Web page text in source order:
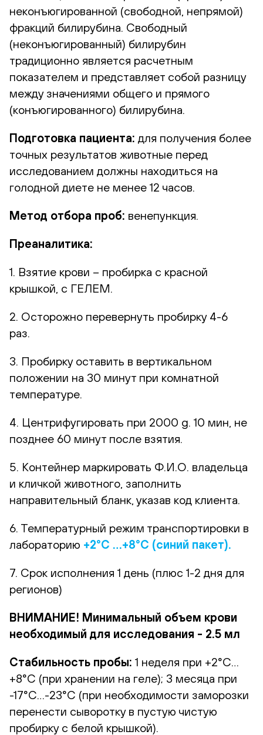
неконъюгированной (свободной, непрямой)
фракций билирубина. Свободный
(неконъюгированный) билирубин
традиционно является расчетным
показателем и представляет собой разницу
между значениями общего и прямого
(конъюгированного) билирубина.
Подготовка пациента: для получения более
точных результатов животные перед
исследованием должны находиться на
голодной диете не менее 12 часов.
Метод отбора проб: венепункция.
Преаналитика:
1. Взятие крови – пробирка с красной
крышкой, с ГЕЛЕМ.
2. Осторожно перевернуть пробирку 4-6
раз.
3. Пробирку оставить в вертикальном
положении на 30 минут при комнатной
температуре.
4. Центрифугировать при 2000 g. 10 мин, не
позднее 60 минут после взятия.
5. Контейнер маркировать Ф.И.О. владельца
и кличкой животного, заполнить
направительный бланк, указав код клиента.
6. Температурный режим транспортировки в
лабораторию +2°С …+8°С (синий пакет).
7. Срок исполнения 1 день (плюс 1-2 дня для
регионов)
ВНИМАНИЕ! Минимальный объем крови
необходимый для исследования - 2.5 мл
Стабильность пробы: 1 неделя при +2°С…
+8°С (при хранении на геле); 3 месяца при
-17°С…-23°С (при необходимости заморозки
перенести сыворотку в пустую чистую
пробирку с белой крышкой).